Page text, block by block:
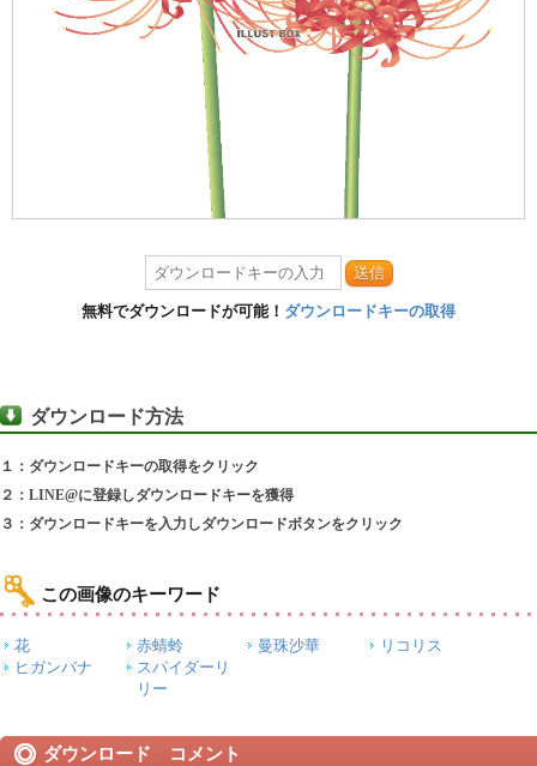
送信
無料でダウンロードが可能！ ダウンロードキーの取得
ダウンロード方法
１：ダウンロードキーの取得をクリック
２：LINE@に登録しダウンロードキーを獲得
３：ダウンロードキーを入力しダウンロードボタンをクリック
この画像のキーワード
花 赤蜻蛉 曼珠沙華
リコリス
ヒガンバナ
スパイダーリ
リー
ダウンロード コメント